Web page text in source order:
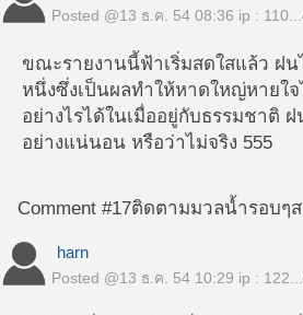
Posted @13 ธ.ค. 54 08:36 ip :
ขณะรายงานนี้ฟ้าเริ่มสดใสแล้ว ฝน
หนึ่งซึ่งเป็นผลทำให้หาดใหญ่หายใ
อย่างไรได้ในเมื่ออยู่กับธรรมชาติ
อย่างแน่นอน หรือว่าไม่จริง 555
Comment #17ติดตามมวลน้ำรอบๆ
harn
Posted @13 ธ.ค. 54 10:29 ip :